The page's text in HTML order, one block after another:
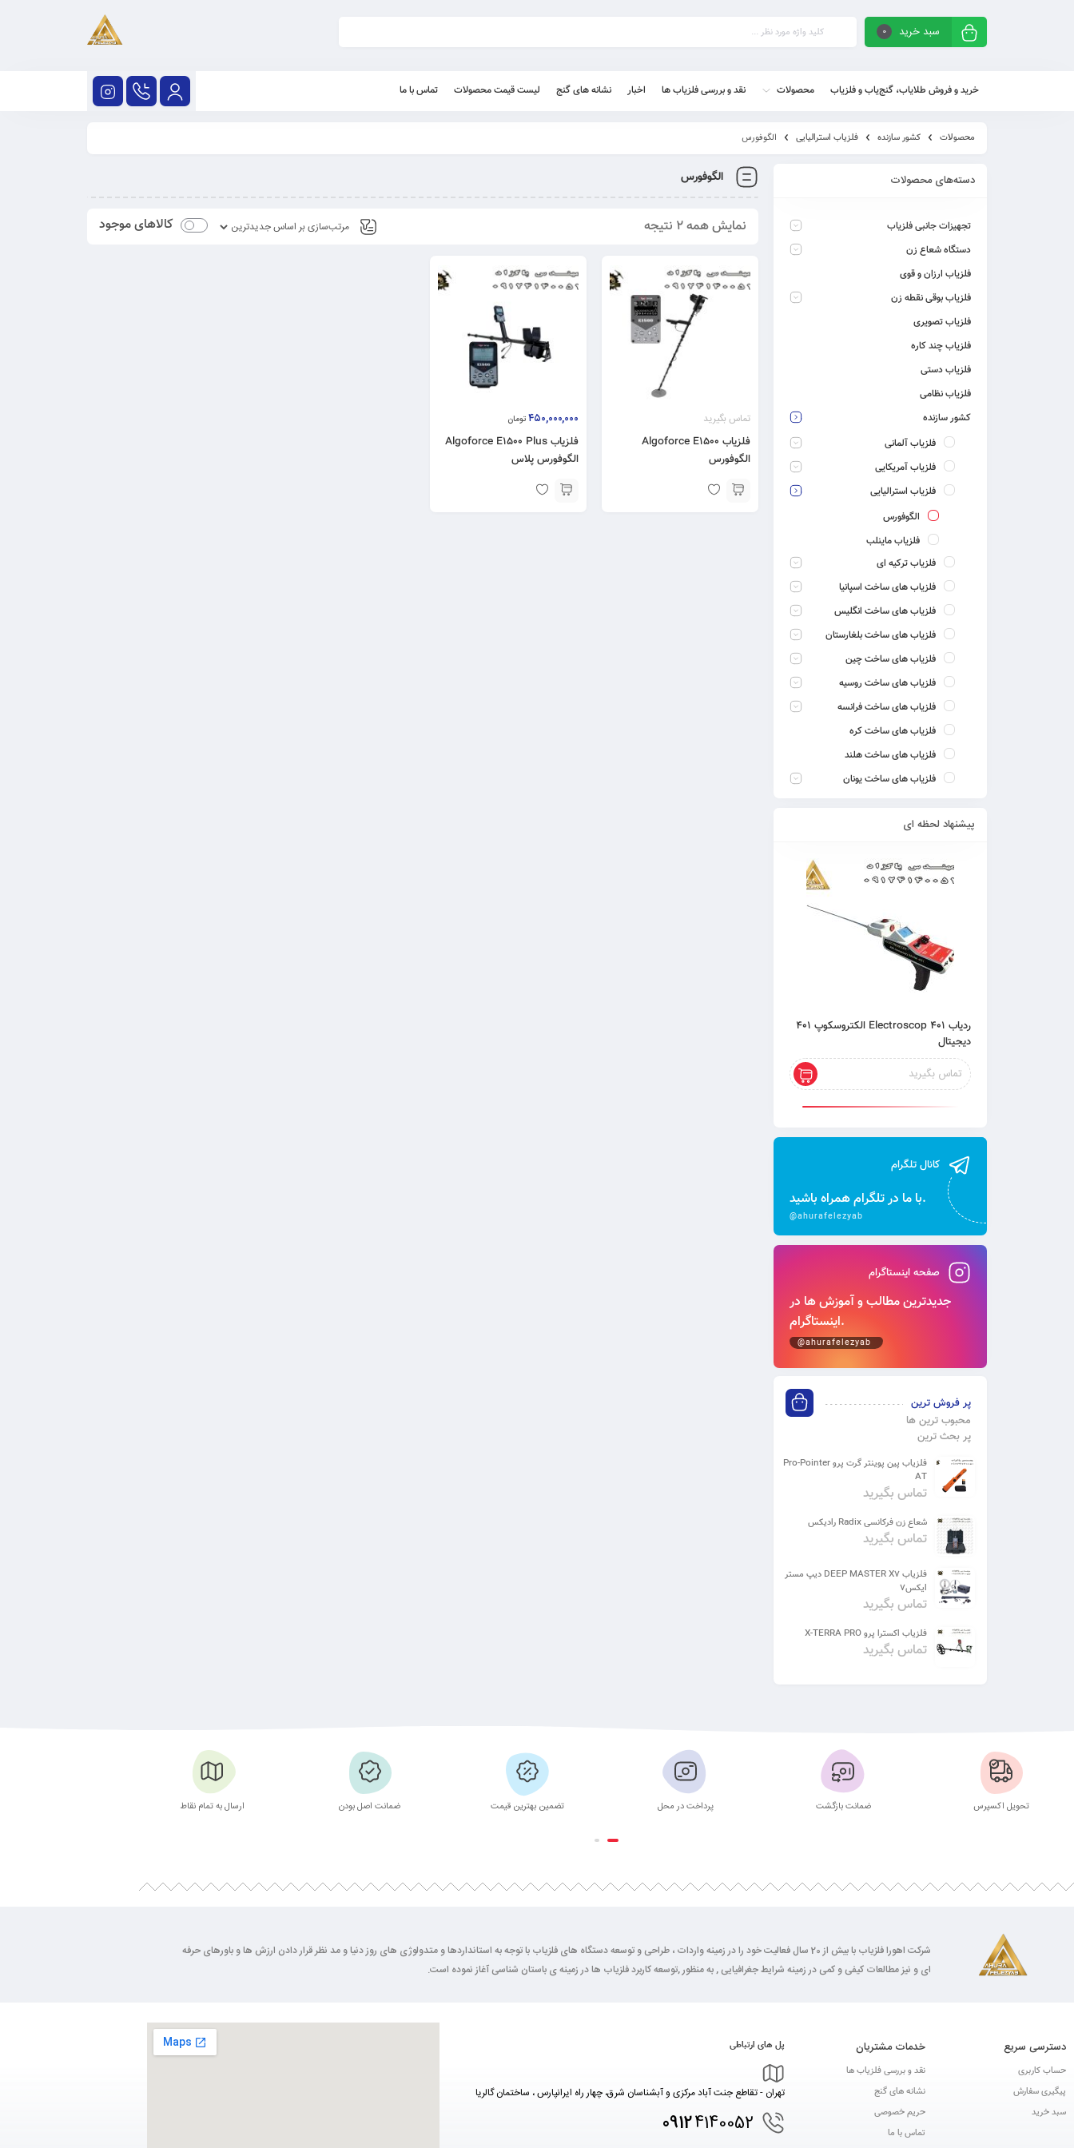
سبد خرید 0
خرید و فروش طلایاب، گنج‌یاب و فلزیاب محصولات نقد و بررسی فلزیاب ها اخبار نشانه های گنج لیست قیمت محصولات تماس با ما
محصولات کشور سازنده فلزیاب استرالیایی الگوفورس
الگوفورس
نمایش همه 2 نتیجه کالاهای موجود
تماس بگیرید
فلزیاب Algoforce E1500
الگوفورس
۴۵۰,۰۰۰,۰۰۰ تومان
فلزیاب Algoforce E1500 Plus
الگوفورس پلاس
دسته‌های محصولات
تجهیزات جانبی فلزیاب
دستگاه شعاع زن
فلزیاب ارزان و قوی
فلزیاب بوقی نقطه زن
فلزیاب تصویری
فلزیاب چند کاره
فلزیاب دستی
فلزیاب نظامی
کشور سازنده
فلزیاب آلمانی
فلزیاب آمریکایی
فلزیاب استرالیایی
الگوفورس
فلزیاب ماینلب
فلزیاب ترکیه ای
فلزیاب های ساخت اسپانیا
فلزیاب های ساخت انگلیس
فلزیاب های ساخت بلغارستان
فلزیاب های ساخت چین
فلزیاب های ساخت روسیه
فلزیاب های ساخت فرانسه
فلزیاب های ساخت کره
فلزیاب های ساخت هلند
فلزیاب های ساخت یونان
پیشنهاد لحظه ای
ردیاب 401 Electroscop الکتروسکوپ 401
دیجیتال
تماس بگیرید
کانال تلگرام
با ما در تلگرام همراه باشید.
@ahurafelezyab
صفحه اینستاگرام
جدیدترین مطالب و آموزش‌ ها در
اینستاگرام.
@ahurafelezyab
پر فروش ترین
محبوب ترین ها
پر بحث ترین
فلزیاب پین پوینتر گرت پرو Pro-Pointer
AT
تماس بگیرید
شعاع زن فرکانسی Radix رادیکس
تماس بگیرید
فلزیاب DEEP MASTER X7 دیپ مستر
ایکس7
تماس بگیرید
فلزیاب اکسترا پرو X-TERRA PRO
تماس بگیرید
تحویل اکسپرس ضمانت بازگشت پرداخت در محل تضمین بهترین قیمت ضمانت اصل بودن ارسال به تمام نقاط
شرکت اهورا فلزیاب با بیش از 20 سال فعالیت خود را در زمینه واردات ، طراحی و توسعه دستگاه های فلزیاب با توجه به استانداردها و متدولوژی های روز دنیا و مد نظر قرار دادن ارزش ها و باورهای حرفه
ای و نیز مطالعات کیفی و کمی در زمینه شرایط جغرافیایی , به منظور ,توسعه کاربرد فلزیاب ها در زمینه ی باستان شناسی آغاز نموده است.
دسترسی سریع
حساب کاربری
پیگیری سفارش
سبد خرید
خدمات مشتریان
نقد و بررسی فلزیاب ها
نشانه های گنج
حریم خصوصی
تماس با ما
پل های ارتباطی
تهران - تقاطع جنت آباد مرکزی و آبشناسان شرق، چهار راه ایرانپارس ، ساختمان گالریا
09124140052